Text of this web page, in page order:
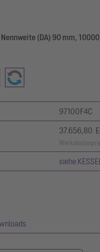
Nennweite (DA) 90 mm,
97100F4C
37.656,80
siehe